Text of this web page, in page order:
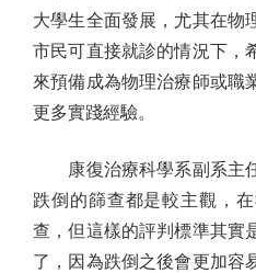
大學生全面發展，尤其在物
市民可直接就診的情況下，
來預備成為物理治療師或職
更多實踐經驗。
康復治療科學系副系主
跌倒的篩查都是較主觀，
查，但這樣的評判標準其實
了，因為跌倒之後會更加容